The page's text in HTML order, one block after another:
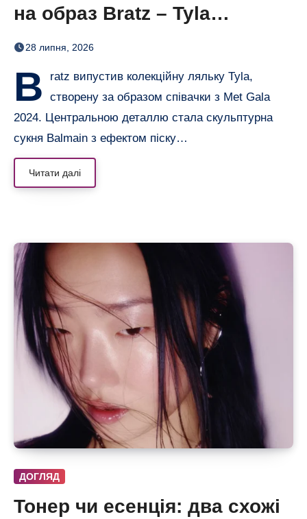
на образ Bratz – Tyla
отримала власну ляльку
28 липня, 2026
B
ratz випустив колекційну ляльку Tyla,
створену за образом співачки з Met Gala
2024. Центральною деталлю стала скульптурна
сукня Balmain з ефектом піску…
Читати далі
ДОГЛЯД
Тонер чи есенція: два схожі